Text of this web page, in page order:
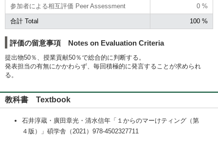
参加者による相互評価 Peer Assessment 0 %
合計 Total 100 %
評価の留意事項 Notes on Evaluation Criteria
提出物50％、授業貢献50％で総合的に判断する。
発表担当の有無にかかわらず、毎回積極的に発言することが求められ
る。
教科書 Textbook
石井淳蔵・廣田章光・清水信年「１からのマーけティング（第
４版）」碩学舎（2021）978-4502327711